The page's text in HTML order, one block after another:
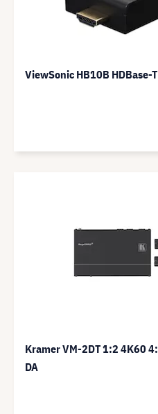
ViewSonic HB10B HDBase-
Kramer VM-2DT 1:2 4K60
DA